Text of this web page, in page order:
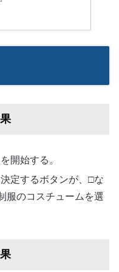
開始する。
定するボタンが、□な
服のコスチュームを選